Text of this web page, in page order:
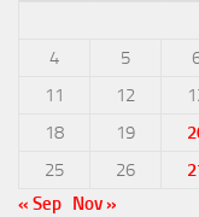
4
5
11
12
18
19
25
26
« Sep Nov »